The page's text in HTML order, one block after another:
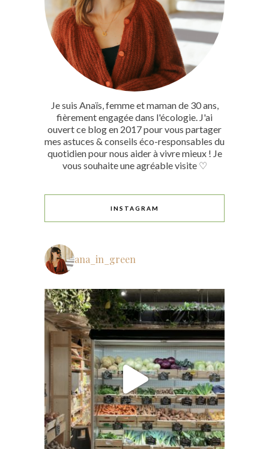
Je suis Anaïs, femme et maman de 30 ans,
fièrement engagée dans l'écologie. J'ai
ouvert ce blog en 2017 pour vous partager
mes astuces & conseils éco-responsables du
quotidien pour nous aider à vivre mieux ! Je
vous souhaite une agréable visite ♡
INSTAGRAM
ana_in_green